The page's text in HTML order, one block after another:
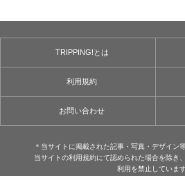
TRIPPING!とは
利用規約
お問い合わせ
＊当サイトに掲載された記事・写真・デザイン
当サイトの利用規約にて認められた場合を除き
利用を禁⽌しています